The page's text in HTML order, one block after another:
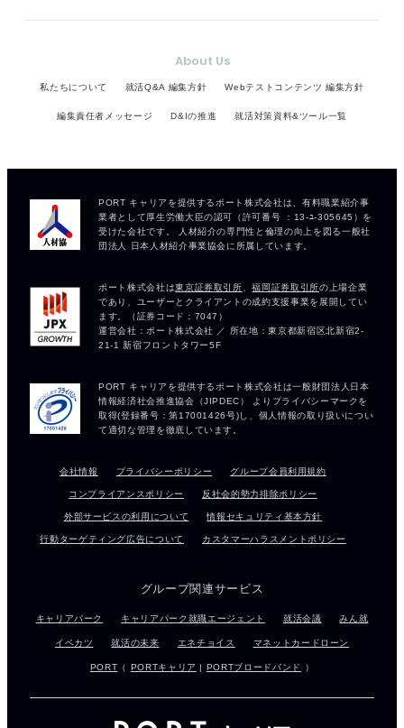
About Us
私たちについて 就活Q&A 編集方針 Webテストコンテンツ 編集方針
編集責任者メッセージ D&Iの推進 就活対策資料&ツール一覧
会社情報 プライバシーポリシー グループ会員利用規約
コンプライアンスポリシー 反社会的勢力排除ポリシー
外部サービスの利用について 情報セキュリティ基本方針
行動ターゲティング広告について カスタマーハラスメントポリシー